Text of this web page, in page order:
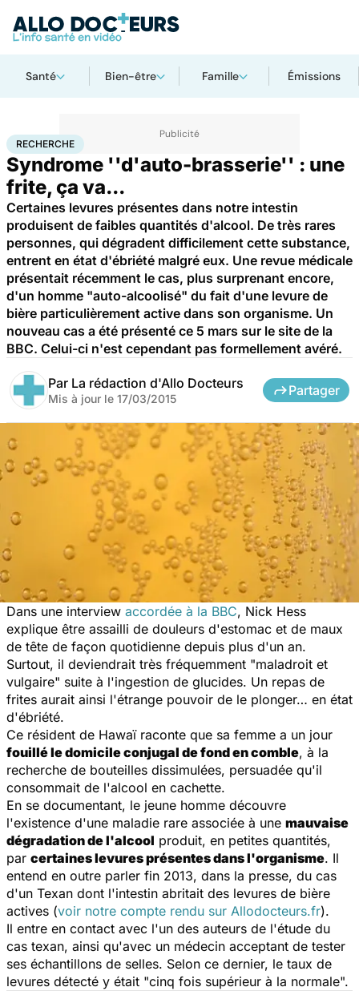
Santé Bien-être Famille Émissions
AccueilSantéMaladies Recherche
RECHERCHE
Syndrome ''d'auto-brasserie'' : une
frite, ça va...
Certaines levures présentes dans notre intestin
produisent de faibles quantités d'alcool. De très rares
personnes, qui dégradent difficilement cette substance,
entrent en état d'ébriété malgré eux. Une revue médicale
présentait récemment le cas, plus surprenant encore,
d'un homme "auto-alcoolisé" du fait d'une levure de
bière particulièrement active dans son organisme. Un
nouveau cas a été présenté ce 5 mars sur le site de la
BBC. Celui-ci n'est cependant pas formellement avéré.
Par La rédaction d'Allo Docteurs
Mis à jour le 17/03/2015
Partager
Dans une interview accordée à la BBC, Nick Hess
explique être assailli de douleurs d'estomac et de maux
de tête de façon quotidienne depuis plus d'un an.
Surtout, il deviendrait très fréquemment "maladroit et
vulgaire" suite à l'ingestion de glucides. Un repas de
frites aurait ainsi l'étrange pouvoir de le plonger… en état
d'ébriété.
Ce résident de Hawaï raconte que sa femme a un jour
fouillé le domicile conjugal de fond en comble, à la
recherche de bouteilles dissimulées, persuadée qu'il
consommait de l'alcool en cachette.
En se documentant, le jeune homme découvre
l'existence d'une maladie rare associée à une mauvaise
dégradation de l'alcool produit, en petites quantités,
par certaines levures présentes dans l'organisme. Il
entend en outre parler fin 2013, dans la presse, du cas
d'un Texan dont l'intestin abritait des levures de bière
actives (voir notre compte rendu sur Allodocteurs.fr).
Il entre en contact avec l'un des auteurs de l'étude du
cas texan, ainsi qu'avec un médecin acceptant de tester
ses échantillons de selles. Selon ce dernier, le taux de
levures détecté y était "cinq fois supérieur à la normale".